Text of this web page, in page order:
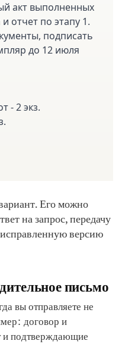
акт выполненных
отчет по этапу 1.
подписать
до 12 июля
- 2 экз.
Его можно
на запрос, передачу
версию
письмо
вы отправляете не
договор и
и подтверждающие